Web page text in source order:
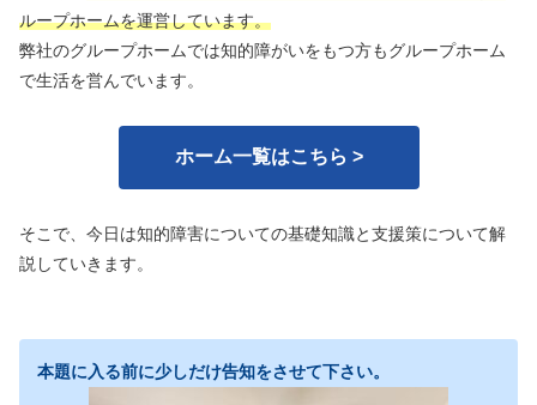
ループホームを運営しています。
弊社のグループホームでは知的障がいをもつ方もグループホーム
で生活を営んでいます。
ホーム一覧はこちら >
そこで、今日は知的障害についての基礎知識と支援策について解
説していきます。
本題に入る前に少しだけ告知をさせて下さい。